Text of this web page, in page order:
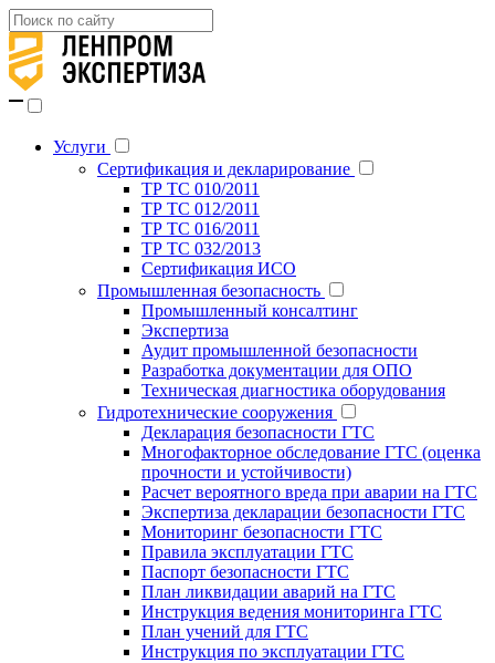
Услуги
Сертификация и декларирование
ТР ТС 010/2011
ТР ТС 012/2011
ТР ТС 016/2011
ТР ТС 032/2013
Сертификация ИСО
Промышленная безопасность
Промышленный консалтинг
Экспертиза
Аудит промышленной безопасности
Разработка документации для ОПО
Техническая диагностика оборудования
Гидротехнические сооружения
Декларация безопасности ГТС
Многофакторное обследование ГТС (оценка
прочности и устойчивости)
Расчет вероятного вреда при аварии на ГТС
Экспертиза декларации безопасности ГТС
Мониторинг безопасности ГТС
Правила эксплуатации ГТС
Паспорт безопасности ГТС
План ликвидации аварий на ГТС
Инструкция ведения мониторинга ГТС
План учений для ГТС
Инструкция по эксплуатации ГТС